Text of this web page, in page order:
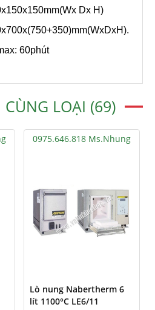
Dx H)
60phút
LOẠI (69)
0975.646.818 Ms.Nhung
Lò nung Nabertherm 6
lít 1100°C LE6/11